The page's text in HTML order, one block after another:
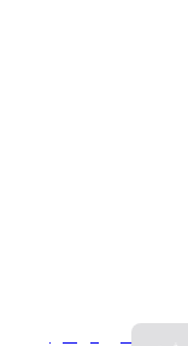
فروش انواع